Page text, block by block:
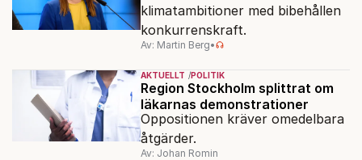
klimatambitioner med bibehållen
konkurrenskraft.
Av: Martin Berg•
AKTUELLT POLITIK
Region Stockholm splittrat om
läkarnas demonstrationer
Oppositionen kräver omedelbara
åtgärder.
Av: Johan Romin